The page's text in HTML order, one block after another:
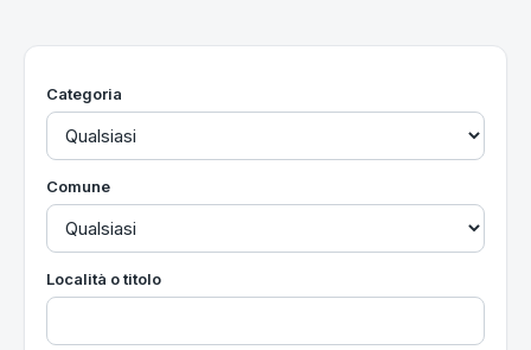
Utilità
Categoria
Comune
Località o titolo